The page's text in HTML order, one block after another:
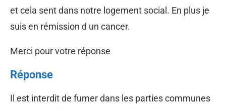
et cela sent dans notre logement social. En plus je
suis en rémission d un cancer.
Merci pour votre réponse
Réponse
Il est interdit de fumer dans les parties communes